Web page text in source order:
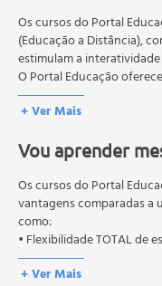
Introdução à
Antropologia
Cor da Pele, da Idade)
Exumações
Traumatologia
Energias de Ordem
de Lesões, Agentes
Agentes Biológicos
e Outros Agentes
Avaliação do Dano
Natureza Cível, Dano
Dano Corporal de
Os cursos do Portal
(Educação a Distância),
estimulam a
O Portal Educação
qualificação profissional.
profissional
O MEC (Ministério da
educação em geral, mas
pós-graduação. Os cursos
autorizados pelas
+ Ver Mais
Vou aprender
Os cursos do Portal
vantagens comparadas a
como:
• Flexibilidade TOTAL de
+ Ver Mais